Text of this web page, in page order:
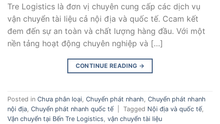
Tre Logistics là đơn vị chuyên cung cấp các dịch vụ
vận chuyển tài liệu cả nội địa và quốc tế. Ccam kết
đem đến sự an toàn và chất lượng hàng đầu. Với một
nền tảng hoạt động chuyên nghiệp và […]
CONTINUE READING →
Posted in Chưa phân loại, Chuyển phát nhanh, Chuyển phát nhanh
nội địa, Chuyển phát nhanh quốc tế Tagged Nội địa và quốc tế,
Vận chuyển tại Bến Tre Logistics, vận chuyển tài liệu